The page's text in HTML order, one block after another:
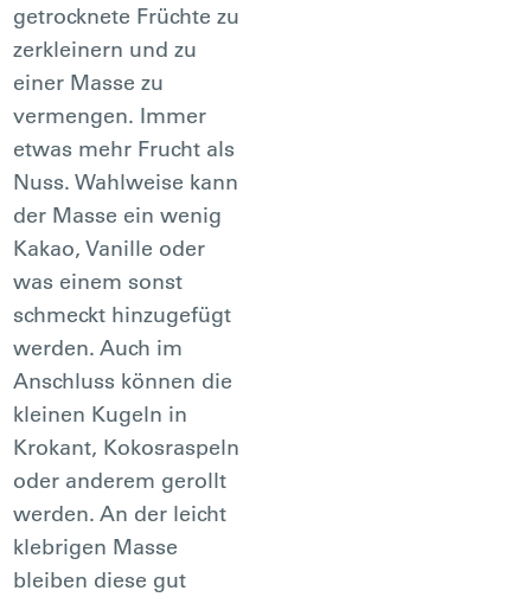
getrocknete Früchte zu
zerkleinern und zu
einer Masse zu
vermengen. Immer
etwas mehr Frucht als
Nuss. Wahlweise kann
der Masse ein wenig
Kakao, Vanille oder
was einem sonst
schmeckt hinzugefügt
werden. Auch im
Anschluss können die
kleinen Kugeln in
Krokant, Kokosraspeln
oder anderem gerollt
werden. An der leicht
klebrigen Masse
bleiben diese gut